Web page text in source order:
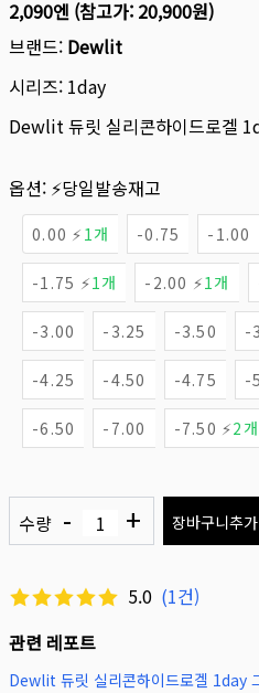
2,090엔 (참고가: 20,900원)
브랜드: Dewlit
시리즈: 1day
Dewlit 듀릿 실리콘하이드로겔
옵션: ⚡당일발송재고
0.00 ⚡ 1개 -0.75 -1.00
-1.75 ⚡1개 -2.00 ⚡1개
-3.00 -3.25 -3.50 -
-4.25 -4.50 -4.75 -
-6.50 -7.00 -7.50 ⚡2개
수량 - + 장바구니추가
5.0 (1건)
관련 레포트
Dewlit 듀릿 실리콘하이드로겔 1day